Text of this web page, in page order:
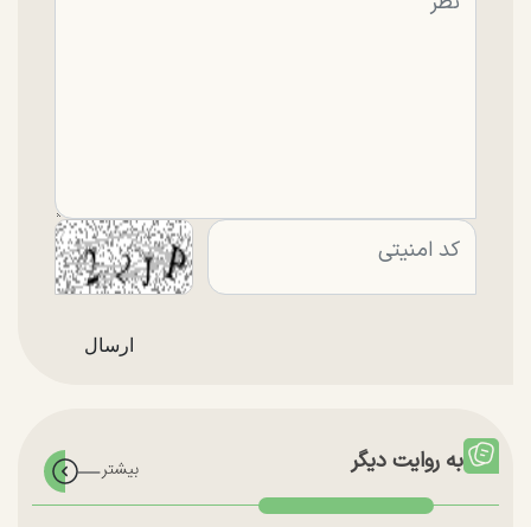
به روایت دیگر